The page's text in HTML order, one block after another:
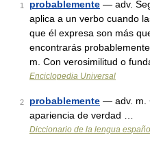
1 probablemente — adv.
aplica a un verbo cuando
que él expresa son más
encontrarás
m. Con verosimilitud o
Enciclopedia Universal
2 probablemente — adv. m.
apariencia de verdad …
Diccionario de la lengua